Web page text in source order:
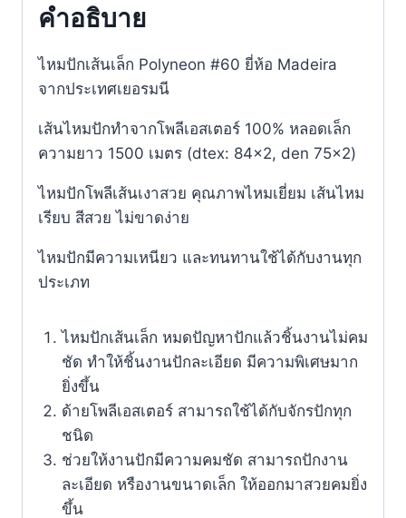
คำอธิบาย
ไหมปักเส้นเล็ก Polyneon #60 ยี่ห้อ Madeira
จากประเทศเยอรมนี​
เส้นไหมปักทำจากโพลีเอสเตอร์ 100% หลอดเล็ก
ความยาว 1500 เมตร (dtex: 84×2, den 75×2)
ไหมปักโพลีเส้นเงาสวย คุณภาพไหมเยี่ยม เส้นไหม
เรียบ สีสวย ไม่ขาดง่าย
ไหมปักมีความเหนียว และทนทานใช้ได้กับงานทุก
ประเภท
ไหมปักเส้นเล็ก หมดปัญหาปักแล้วชิ้นงานไม่คม
ชัด ทำให้ชิ้นงานปักละเอียด มีความพิเศษมาก
ยิ่งขึ้น
ด้ายโพลีเอสเตอร์ สามารถใช้ได้กับจักรปักทุก
ชนิด
ช่วยให้งานปักมีความคมชัด สามารถปักงาน
ละเอียด หรืองานขนาดเล็ก ให้ออกมาสวยคมยิ่ง
ขึ้น